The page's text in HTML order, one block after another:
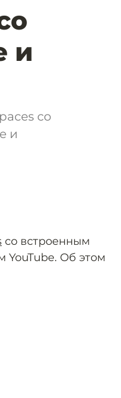
и
со
и
со встроенным
YouTube. Об этом